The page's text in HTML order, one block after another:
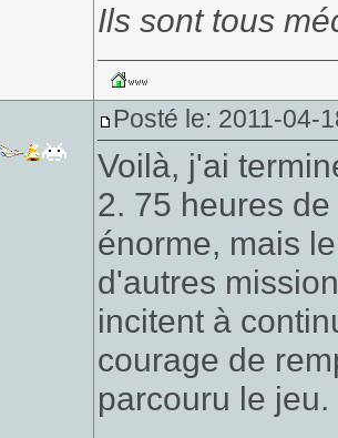
Ils sont tous
Posté le: 2011-04-
Voilà, j'ai
2. 75 heures
énorme, mais
d'autres
incitent à
courage de
parcouru le jeu.